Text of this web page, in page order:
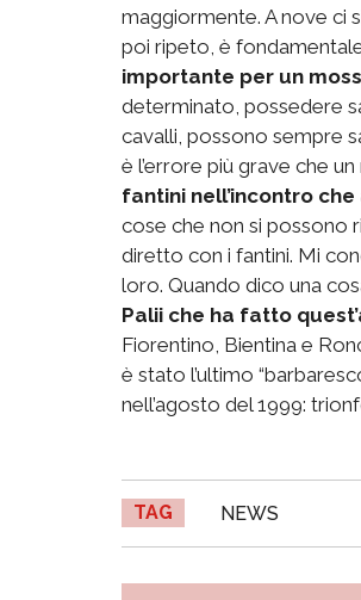
maggiormente. A nove ci
poi ripeto, è fondamentale
importante per un
determinato, possedere
cavalli, possono sempre
è l’errore più grave che
fantini nell’incontro
cose che non si possono
diretto con i fantini. Mi
loro. Quando dico una
Palii che ha fatto
Fiorentino, Bientina e
è stato l’ultimo
nell’agosto del 1999:
TAG NEWS